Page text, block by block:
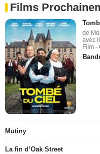
Films
de
avec
Film -
Mutiny
La fin d’Oak Street